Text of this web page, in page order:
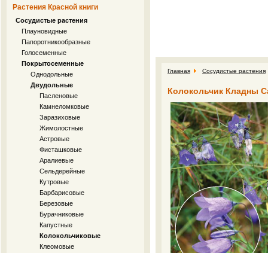
Растения Красной книги
Сосудистые растения
Плауновидные
Папоротникообразные
Голосеменные
Покрытосеменные
Однодольные
Двудольные
Пасленовые
Камнеломковые
Заразиховые
Жимолостные
Астровые
Фисташковые
Аралиевые
Сельдерейные
Кутровые
Барбарисовые
Березовые
Бурачниковые
Капустные
Колокольчиковые
Клеомовые
Главная Сосудистые растения
Колокольчик Кладны